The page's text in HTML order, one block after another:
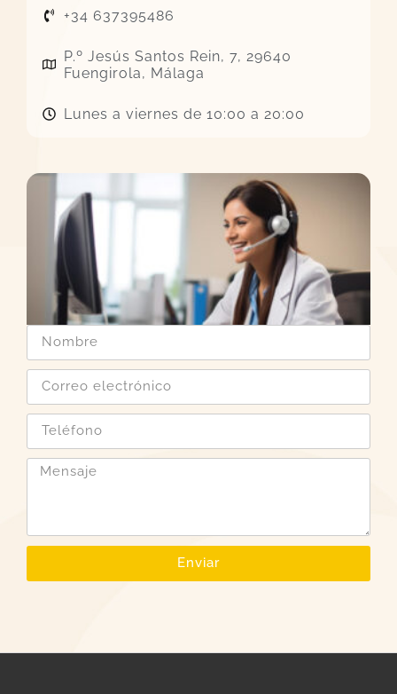
+34 637395486
P.º Jesús Santos Rein, 7, 29640
Fuengirola, Málaga
Lunes a viernes de 10:00 a 20:00
Enviar